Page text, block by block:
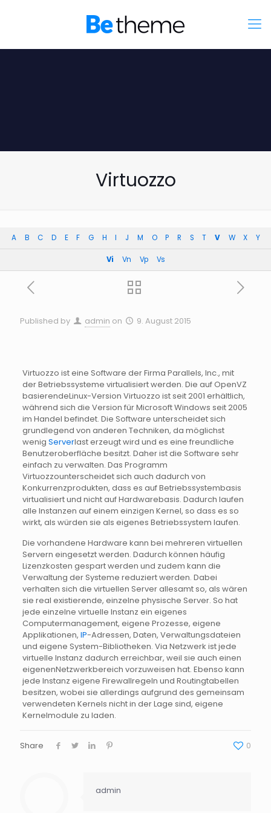
Virtuozzo
A B C D E F G H I J M O P R S T V W X Y
Vi Vn Vp Vs
Published by admin on 9. August 2015
Virtuozzo ist eine Software der Firma Parallels, Inc., mit
der Betriebssysteme virtualisiert werden. Die aufOpenVZ
basierendeLinux-Version Virtuozzo ist seit 2001 erhältlich,
während sich die Version für Microsoft Windows seit 2005
im Handel befindet. Die Software unterscheidet sich
grundlegend von anderen Techniken, da möglichst
wenig Serverlasterzeugt wird und es eine freundliche
Benutzeroberfläche besitzt. Daher ist die Software sehr
einfach zu verwalten. Das Programm
Virtuozzounterscheidet sich auch dadurch von
Konkurrenzprodukten, dass es aufBetriebssystembasis
virtualisiert und nicht aufHardwarebasis. Dadurch laufen
alle Instanzen auf einem einzigen Kernel, so dass es so
wirkt, als würden sie als eigenes Betriebssystem laufen.
Die vorhandene Hardware kann bei mehreren virtuellen
Servern eingesetzt werden. Dadurch können häufig
Lizenzkosten gespart werden und zudem kann die
Verwaltung der Systeme reduziert werden. Dabei
verhalten sich die virtuellen Server allesamt so, als wären
sie real existierende, einzelne physische Server. So hat
jede einzelne virtuelle Instanz ein eigenes
Computermanagement, eigene Prozesse, eigene
Applikationen, IP-Adressen, Daten, Verwaltungsdateien
und eigene System-Bibliotheken. Via Netzwerk ist jede
virtuelle Instanz dadurch erreichbar, weil sie auch einen
eigenenNetzwerkbereich vorzuweisen hat. Ebenso kann
jede Instanz eigene Firewallregeln und Routingtabellen
besitzen, wobei sie allerdings aufgrund des gemeinsam
verwendeten Kernels nicht in der Lage sind, eigene
Kernelmodule zu laden.
Share 0
admin